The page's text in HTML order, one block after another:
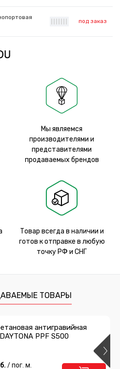
под заказ
Мы являемся
производителями и
представителями
продаваемых брендов
Товар всегда в наличии и
готов к отправке в любую
точку РФ и СНГ
ТОВАРЫ
антигравийная
PPF S500
/ пог. м.